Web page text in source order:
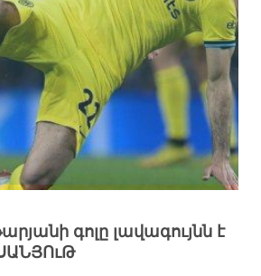
գոլը լավագույնն է